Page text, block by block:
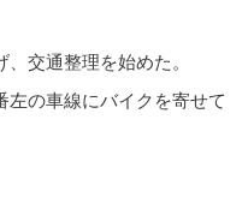
交通整理を始めた。
の車線にバイクを寄せて